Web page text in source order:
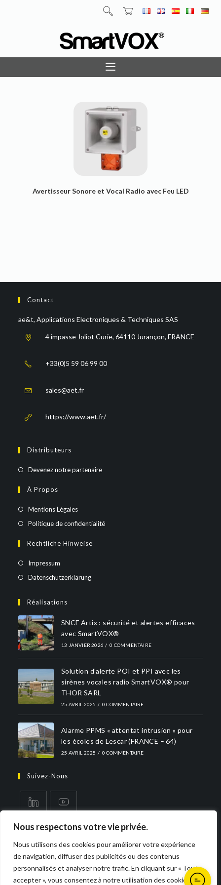
Nous respectons votre vie privée.
Nous utilisons des cookies pour améliorer votre expérience
de navigation, diffuser des publicités ou des contenus
personnalisés et analyser notre trafic. En cliquant sur « Tout
accepter », vous consentez à notre utilisation des cookies.
Avertisseur Sonore et Vocal Radio avec Feu LED
Contact
ae&t, Applications Electroniques & Techniques SAS
4 impasse Joliot Curie, 64110 Jurançon, FRANCE
+33(0)5 59 06 99 00
sales@aet.fr
https://www.aet.fr/
Distributeurs
Devenez notre partenaire
À Propos
Mentions Légales
Politique de confidentialité
Rechtliche Hinweise
Impressum
Datenschutzerklärung
Réalisations
SNCF Artix : sécurité et alertes efficaces
avec SmartVOX®
13 JANVIER 2026 / 0 COMMENTAIRE
Solution d’alerte POI et PPI avec les
sirènes vocales radio SmartVOX® pour
THOR SARL
25 AVRIL 2025 / 0 COMMENTAIRE
Alarme PPMS « attentat intrusion » pour
les écoles de Lescar (FRANCE – 64)
25 AVRIL 2025 / 0 COMMENTAIRE
Suivez-Nous